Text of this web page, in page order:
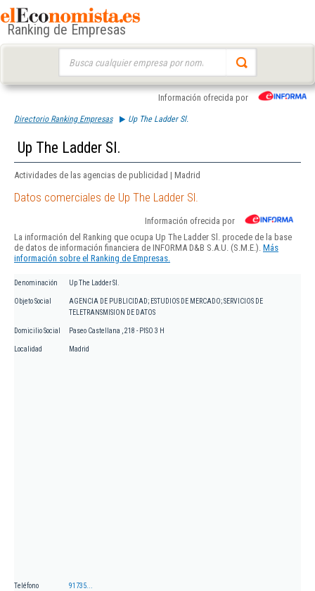
Ranking de Empresas
Información ofrecida por
Directorio Ranking Empresas Up The Ladder Sl.
Up The Ladder Sl.
Actividades de las agencias de publicidad | Madrid
Datos comerciales de Up The Ladder Sl.
Información ofrecida por
La información del Ranking que ocupa Up The Ladder Sl. procede de la base
de datos de información financiera de INFORMA D&B S.A.U. (S.M.E.). Más
información sobre el Ranking de Empresas.
Denominación Up The Ladder Sl.
Objeto Social
AGENCIA DE PUBLICIDAD; ESTUDIOS DE MERCADO; SERVICIOS DE
TELETRANSMISION DE DATOS
Domicilio Social Paseo Castellana , 218 - PISO 3 H
Localidad Madrid
Teléfono 91735...